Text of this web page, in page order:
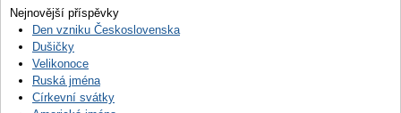
Nejnovější příspěvky
Den vzniku Československa
Dušičky
Velikonoce
Ruská jména
Církevní svátky